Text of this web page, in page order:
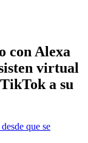
con Alexa
virtual
a su
que se